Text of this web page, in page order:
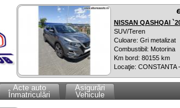
NISSAN QASHQAI
SUV/Teren
Culoare: Gri metalizat
Combustibil: Motorina
Km bord: 80155 km
Locaţie: CONSTANTA
Acte auto
Înmatriculări
Asigurări
Vehicule